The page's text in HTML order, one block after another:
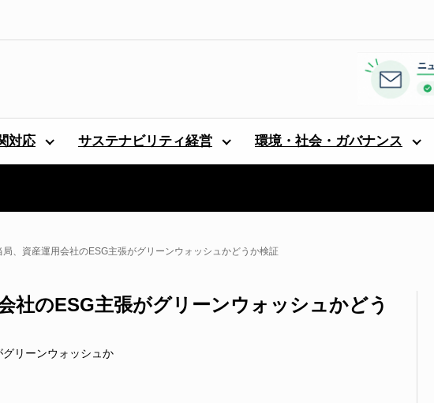
対応 サステナビリティ経営 環境・社会・ガバナンス
局、資産運用会社のESG主張がグリーンウォッシュかどうか検証
社のESG主張がグリーンウォッシュかどう